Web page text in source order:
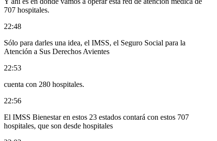
707 hospitales.
22:48
Sólo para darles una idea, el IMSS, el Seguro Social para la
Atención a Sus Derechos Avientes
22:53
cuenta con 280 hospitales.
22:56
El IMSS Bienestar en estos 23 estados contará con estos 707
hospitales, que son desde hospitales